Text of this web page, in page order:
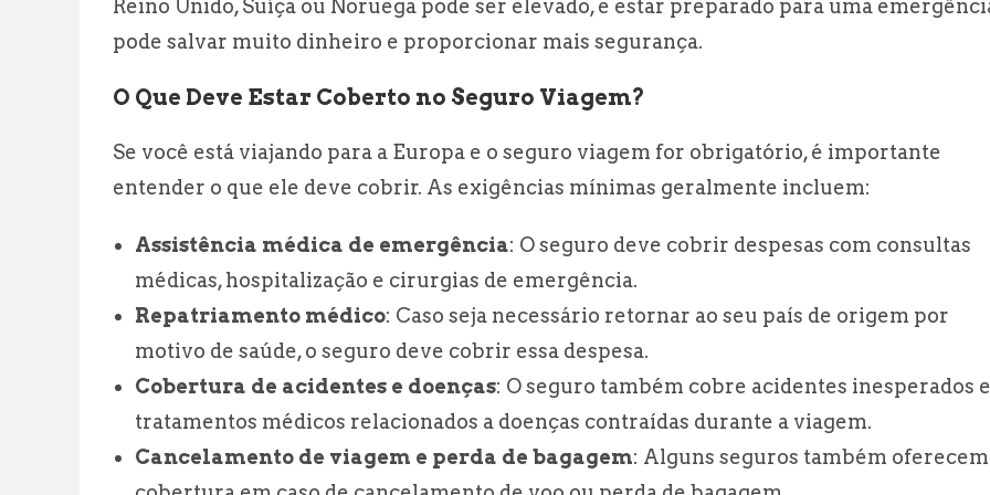
Reino Unido, Suíça ou Noruega pode ser elevado, e estar preparado para uma
pode salvar muito dinheiro e proporcionar mais segurança.
O Que Deve Estar Coberto no Seguro Viagem?
Se você está viajando para a Europa e o seguro viagem for obrigatório, é importante
entender o que ele deve cobrir. As exigências mínimas geralmente incluem:
Assistência médica de emergência: O seguro deve cobrir despesas com consultas
médicas, hospitalização e cirurgias de emergência.
Repatriamento médico: Caso seja necessário retornar ao seu país de origem por
motivo de saúde, o seguro deve cobrir essa despesa.
Cobertura de acidentes e doenças: O seguro também cobre acidentes inesperados e
tratamentos médicos relacionados a doenças contraídas durante a viagem.
Cancelamento de viagem e perda de bagagem: Alguns seguros também oferecem